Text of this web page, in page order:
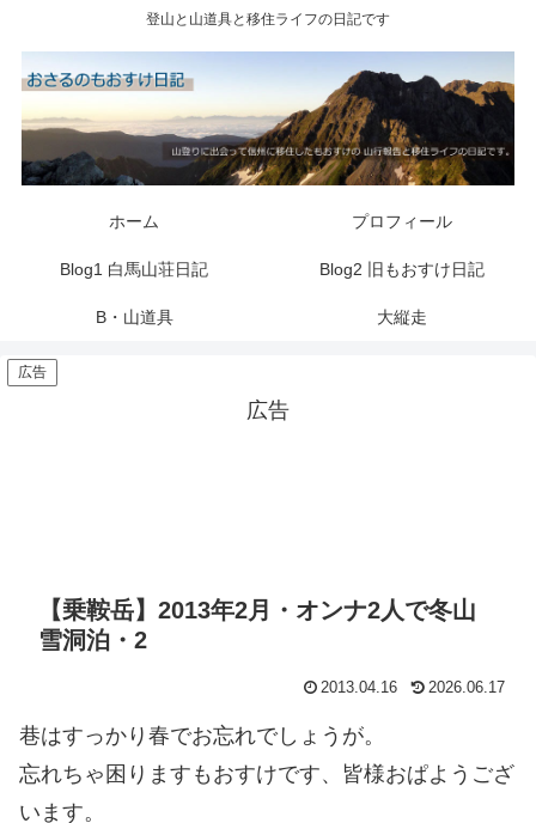
登山と山道具と移住ライフの日記です
ホーム プロフィール
Blog1 白馬山荘日記 Blog2 旧もおすけ日記
B・山道具 大縦走
広告
広告
【乗鞍岳】2013年2月・オンナ2人で冬山
雪洞泊・2
2013.04.16 2026.06.17
巷はすっかり春でお忘れでしょうが。
忘れちゃ困りますもおすけです、皆様おぱようござ
います。